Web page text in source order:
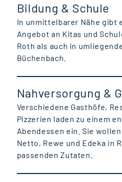
Bildung & Schule
In unmittelbarer Nähe gibt
Angebot an Kitas und
Roth als auch in
Büchenbach.
Nahversorgung &
Verschiedene Gasthöfe,
Pizzerien laden zu einem
Abendessen ein. Sie
Netto, Rewe und Edeka in
passenden Zutaten.